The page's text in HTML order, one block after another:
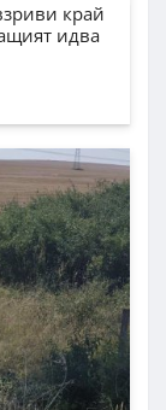
край
идва